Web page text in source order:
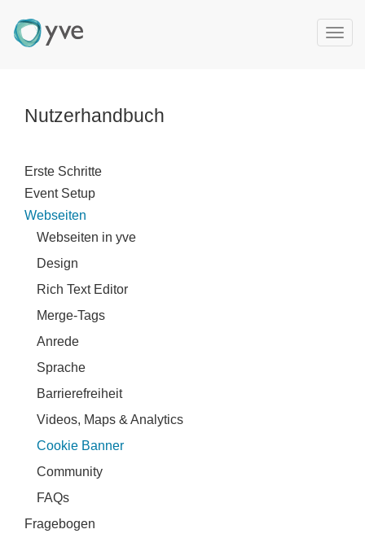
T
Nutzerhandbuch
Erste Schritte
Event Setup
Webseiten
Webseiten in yve
Design
Rich Text Editor
Merge-Tags
Anrede
Sprache
Barrierefreiheit
Videos, Maps & Analytics
Cookie Banner
Community
FAQs
Fragebogen